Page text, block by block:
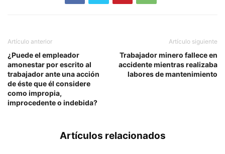
Artículo anterior
¿Puede el empleador
amonestar por escrito al
trabajador ante una acción
de éste que él considere
como impropia,
improcedente o indebida?
Artículo siguiente
Trabajador minero fallece en
accidente mientras realizaba
labores de mantenimiento
Artículos relacionados